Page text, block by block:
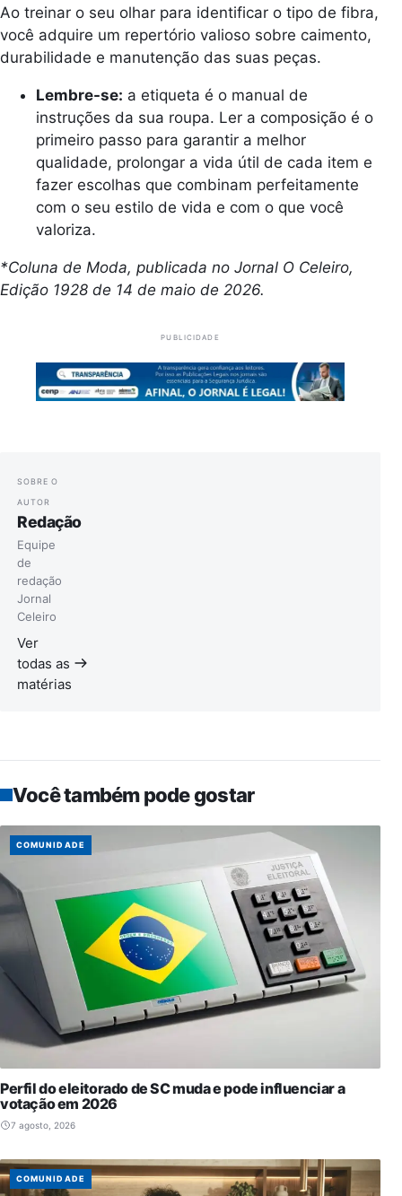
Ao treinar o seu olhar para identificar o tipo de fibra,
você adquire um repertório valioso sobre caimento,
durabilidade e manutenção das suas peças.
Lembre-se: a etiqueta é o manual de
instruções da sua roupa. Ler a composição é o
primeiro passo para garantir a melhor
qualidade, prolongar a vida útil de cada item e
fazer escolhas que combinam perfeitamente
com o seu estilo de vida e com o que você
valoriza.
*Coluna de Moda, publicada no Jornal O Celeiro,
Edição 1928 de 14 de maio de 2026.
PUBLICIDADE
SOBRE O
AUTOR
Redação
Equipe
de
redação
Jornal
Celeiro
Ver
todas as
matérias
Você também pode gostar
COMUNIDADE
Perfil do eleitorado de SC muda e pode influenciar a
votação em 2026
7 agosto, 2026
COMUNIDADE